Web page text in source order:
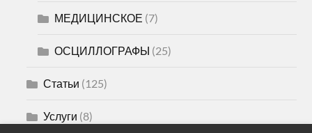
МЕДИЦИНСКОЕ (7)
ОСЦИЛЛОГРАФЫ (25)
Статьи (125)
Услуги (8)